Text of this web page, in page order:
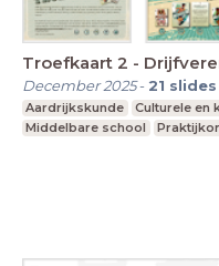
Troefkaart 2 -
December 2025- 21 slides
Aardrijkskunde Culturele en
Middelbare school